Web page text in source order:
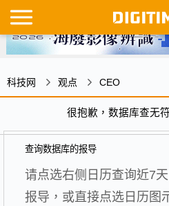
科技网 观点 CEO
很抱歉，数据库查无
查询数据库的报导
请点选右侧日历查询近7
报导，或直接点选日历图